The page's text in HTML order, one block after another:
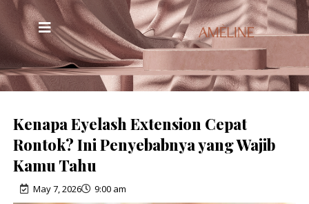
Kenapa Eyelash Extension Cepat
Rontok? Ini Penyebabnya yang Wajib
Kamu Tahu
May 7, 2026 9:00 am